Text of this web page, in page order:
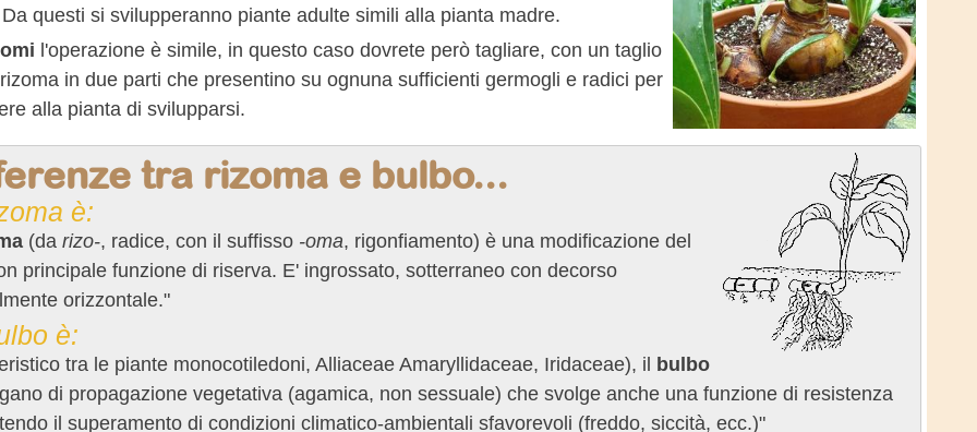
questi si svilupperanno piante adulte simili alla pianta madre.
l'operazione è simile, in questo caso dovrete però tagliare, con un taglio
in due parti che presentino su ognuna sufficienti germogli e radici per
alla pianta di svilupparsi.
tra rizoma e bulbo...
è:
(da rizo-, radice, con il suffisso -oma, rigonfiamento) è una modificazione del
principale funzione di riserva. E' ingrossato, sotterraneo con decorso
orizzontale."
è:
tra le piante monocotiledoni, Alliaceae Amaryllidaceae, Iridaceae), il
bulbo
di propagazione vegetativa (agamica, non sessuale) che svolge anche una funzione di resistenza
il superamento di condizioni climatico-ambientali sfavorevoli (freddo, siccità, ecc.)"